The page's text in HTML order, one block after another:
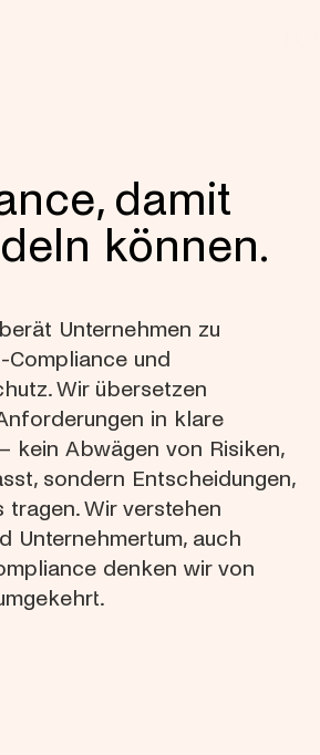
damit
können.
Unternehmen zu
Compliance und
Wir übersetzen
in klare
kein Abwägen von Risiken,
sondern Entscheidungen,
tragen. Wir verstehen
Unternehmertum, auch
denken wir von